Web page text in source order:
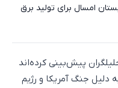
امسال برای تولید برق
پیش‌بینی کرده‌اند
جنگ آمریکا و رژیم